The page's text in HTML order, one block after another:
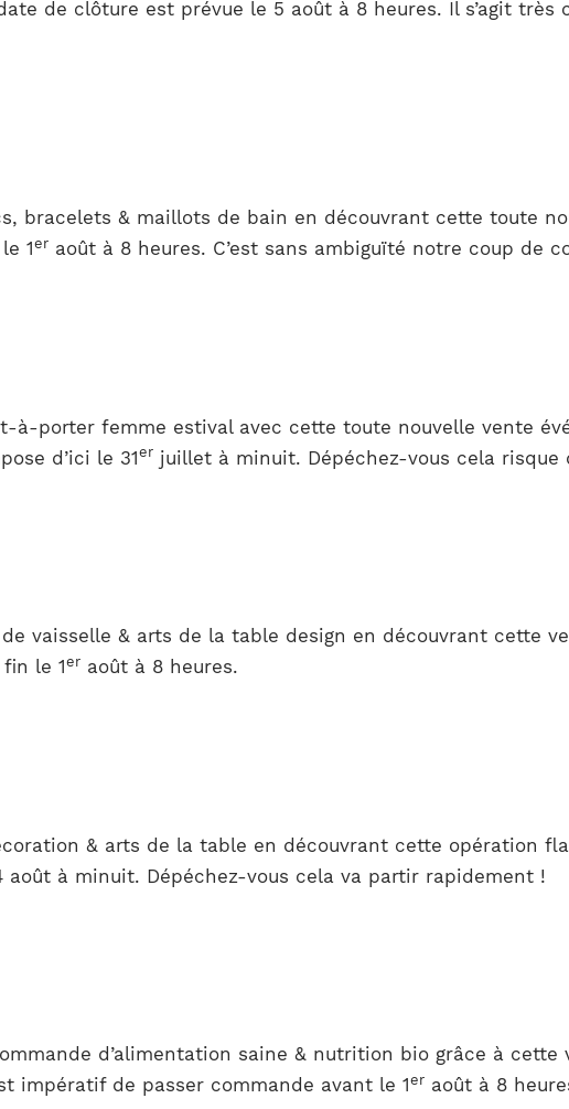
de clôture est prévue le 5 août à 8 heures. Il s’agit très
bracelets & maillots de bain en découvrant cette toute
1er août à 8 heures. C’est sans ambiguïté notre coup de
à-porter femme estival avec cette toute nouvelle vente
d’ici le 31er juillet à minuit. Dépéchez-vous cela risque
vaisselle & arts de la table design en découvrant cette
le 1er août à 8 heures.
& arts de la table en découvrant cette opération
à minuit. Dépéchez-vous cela va partir rapidement !
d’alimentation saine & nutrition bio grâce à cette
impératif de passer commande avant le 1er août à 8